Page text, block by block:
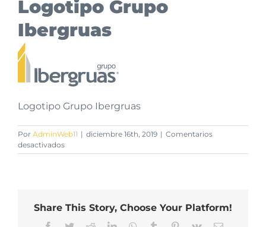
Logotipo Grupo
Ibergruas
Logotipo Grupo Ibergruas
Por AdminWeb11 | diciembre 16th, 2019 | Comentarios
desactivadosen
Logotipo
Share This Story, Choose Your Platform!